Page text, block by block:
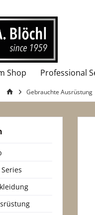
Shop Professional
Gebrauchte Ausrüstung